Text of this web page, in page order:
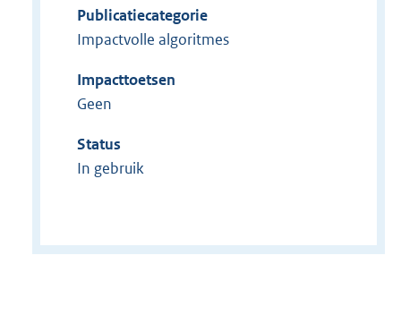
Publicatiecategorie
Impactvolle algoritmes
Impacttoetsen
Geen
Status
In gebruik